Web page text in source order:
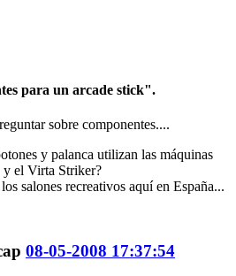
para un arcade stick".
sobre componentes....
y palanca utilizan las máquinas
y el Virta Striker?
salones recreativos aquí en España...
08-05-2008 17:37:54